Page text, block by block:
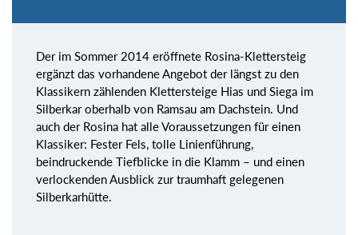
Der im Sommer 2014 eröffnete Rosina-Klettersteig
ergänzt das vorhandene Angebot der längst zu den
Klassikern zählenden Klettersteige Hias und Siega im
Silberkar oberhalb von Ramsau am Dachstein. Und
auch der Rosina hat alle Voraussetzungen für einen
Klassiker: Fester Fels, tolle Linienführung,
beindruckende Tiefblicke in die Klamm – und einen
verlockenden Ausblick zur traumhaft gelegenen
Silberkarhütte.